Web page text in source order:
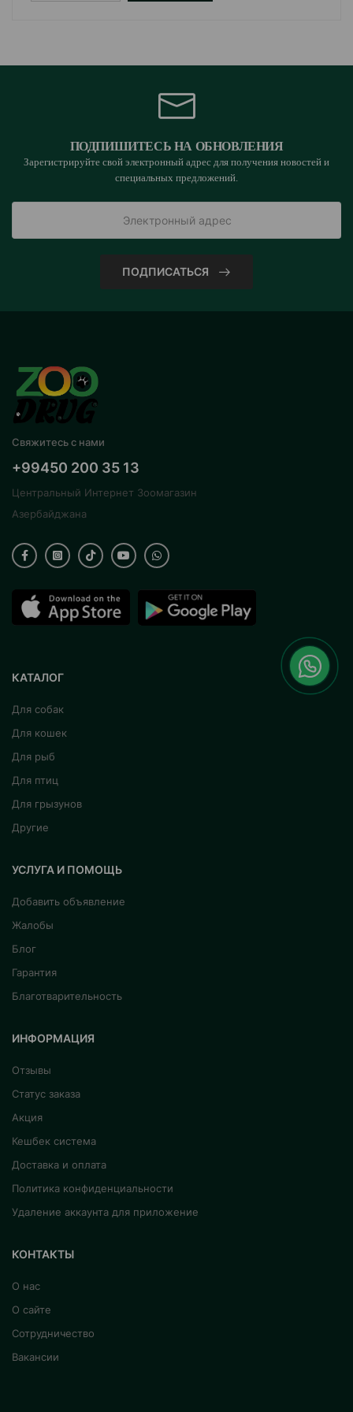
ПОДПИШИТЕСЬ НА ОБНОВЛЕНИЯ
Зарегистрируйте свой электронный адрес для получения новостей и
специальных предложений.
ПОДПИСАТЬСЯ
Свяжитесь с нами
+99450 200 35 13
Центральный Интернет Зоомагазин
Азербайджана
КАТАЛОГ
Для собак
Для кошек
Для рыб
Для птиц
Для грызунов
Другие
УСЛУГА И ПОМОЩЬ
Добавить объявление
Жалобы
Блог
Гарантия
Благотварительность
ИНФОРМАЦИЯ
Отзывы
Статус заказа
Акция
Кешбек система
Доставка и оплата
Политика конфиденциальности
Удаление аккаунта для приложение
КОНТАКТЫ
О нас
О сайте
Сотрудничество
Вакансии